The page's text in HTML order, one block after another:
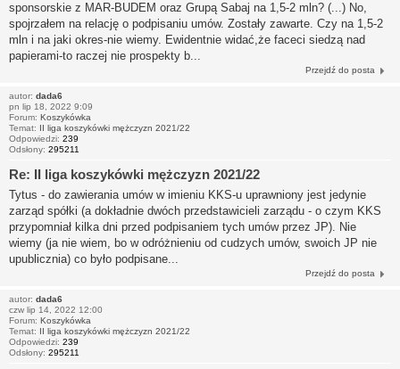
sponsorskie z MAR-BUDEM oraz Grupą Sabaj na 1,5-2 mln? (...) No,
spojrzałem na relację o podpisaniu umów. Zostały zawarte. Czy na 1,5-2
mln i na jaki okres-nie wiemy. Ewidentnie widać,że faceci siedzą nad
papierami-to raczej nie prospekty b...
Przejdź do posta
autor: dada6
pn lip 18, 2022 9:09
Forum: Koszykówka
Temat: II liga koszykówki mężczyzn 2021/22
Odpowiedzi: 239
Odsłony: 295211
Re: II liga koszykówki mężczyzn 2021/22
Tytus - do zawierania umów w imieniu KKS-u uprawniony jest jedynie
zarząd spółki (a dokładnie dwóch przedstawicieli zarządu - o czym KKS
przypomniał kilka dni przed podpisaniem tych umów przez JP). Nie
wiemy (ja nie wiem, bo w odróżnieniu od cudzych umów, swoich JP nie
upublicznia) co było podpisane...
Przejdź do posta
autor: dada6
czw lip 14, 2022 12:00
Forum: Koszykówka
Temat: II liga koszykówki mężczyzn 2021/22
Odpowiedzi: 239
Odsłony: 295211